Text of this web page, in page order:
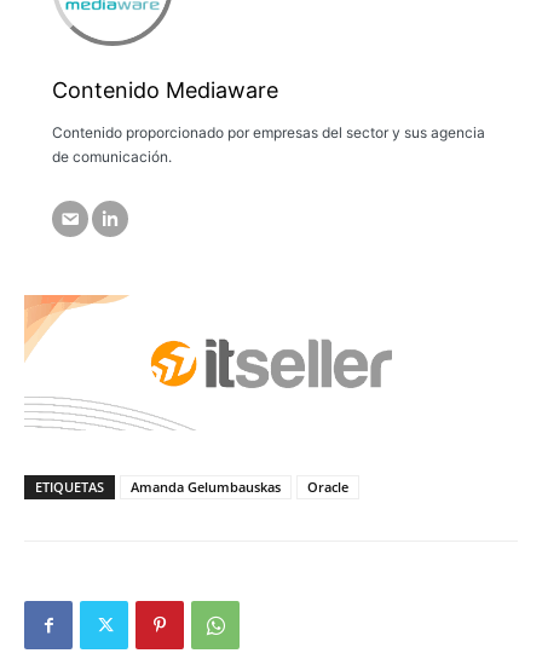
Contenido Mediaware
Contenido proporcionado por empresas del sector y sus agencia
de comunicación.
ETIQUETAS Amanda Gelumbauskas Oracle